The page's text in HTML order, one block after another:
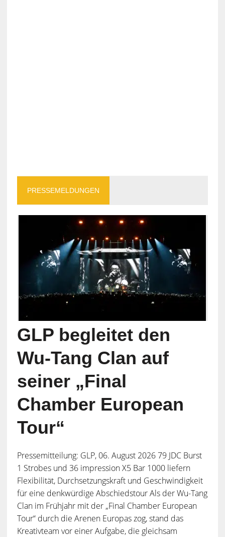
PRESSEMELDUNGEN
GLP begleitet den
Wu-Tang Clan auf
seiner „Final
Chamber European
Tour“
Pressemitteilung: GLP, 06. August 2026 79 JDC Burst
1 Strobes und 36 impression X5 Bar 1000 liefern
Flexibilität, Durchsetzungskraft und Geschwindigkeit
für eine denkwürdige Abschiedstour Als der Wu-Tang
Clan im Frühjahr mit der „Final Chamber European
Tour“ durch die Arenen Europas zog, stand das
Kreativteam vor einer Aufgabe, die gleichsam